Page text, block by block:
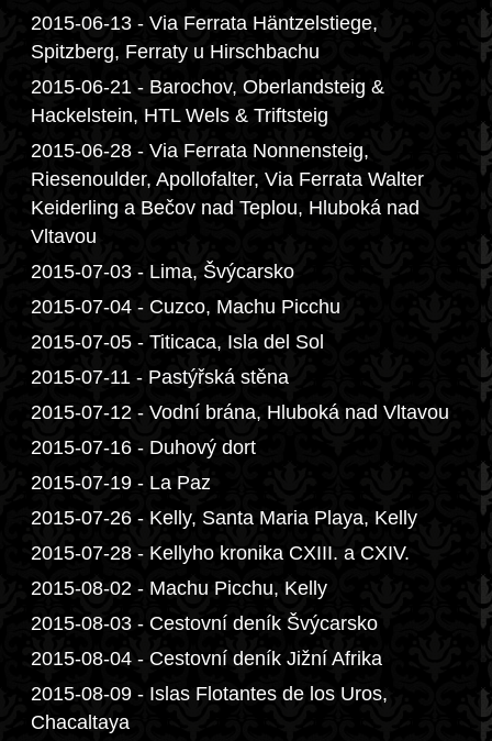
2015-06-13 - Via Ferrata Häntzelstiege,
Spitzberg, Ferraty u Hirschbachu
2015-06-21 - Barochov, Oberlandsteig &
Hackelstein, HTL Wels & Triftsteig
2015-06-28 - Via Ferrata Nonnensteig,
Riesenoulder, Apollofalter, Via Ferrata Walter
Keiderling a Bečov nad Teplou, Hluboká nad
Vltavou
2015-07-03 - Lima, Švýcarsko
2015-07-04 - Cuzco, Machu Picchu
2015-07-05 - Titicaca, Isla del Sol
2015-07-11 - Pastýřská stěna
2015-07-12 - Vodní brána, Hluboká nad Vltavou
2015-07-16 - Duhový dort
2015-07-19 - La Paz
2015-07-26 - Kelly, Santa Maria Playa, Kelly
2015-07-28 - Kellyho kronika CXIII. a CXIV.
2015-08-02 - Machu Picchu, Kelly
2015-08-03 - Cestovní deník Švýcarsko
2015-08-04 - Cestovní deník Jižní Afrika
2015-08-09 - Islas Flotantes de los Uros,
Chacaltaya